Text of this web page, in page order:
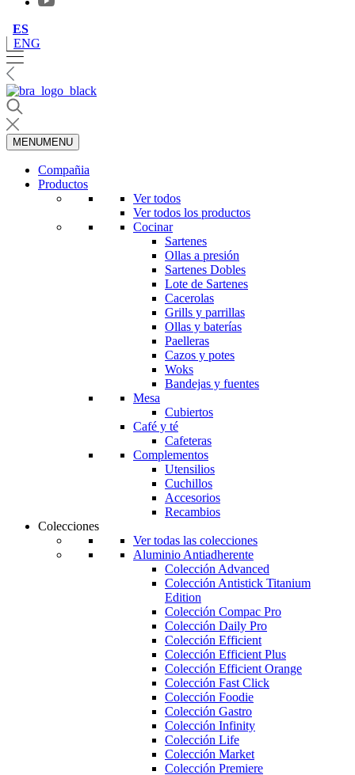
ES
ENG
MENUMENU
Compañia
Productos
Ver todos
Ver todos los productos
Cocinar
Sartenes
Ollas a presión
Sartenes Dobles
Lote de Sartenes
Cacerolas
Grills y parrillas
Ollas y baterías
Paelleras
Cazos y potes
Woks
Bandejas y fuentes
Mesa
Cubiertos
Café y té
Cafeteras
Complementos
Utensilios
Cuchillos
Accesorios
Recambios
Colecciones
Ver todas las colecciones
Aluminio Antiadherente
Colección Advanced
Colección Antistick Titanium
Edition
Colección Compac Pro
Colección Daily Pro
Colección Efficient
Colección Efficient Plus
Colección Efficient Orange
Colección Fast Click
Colección Foodie
Colección Gastro
Colección Infinity
Colección Life
Colección Market
Colección Premiere